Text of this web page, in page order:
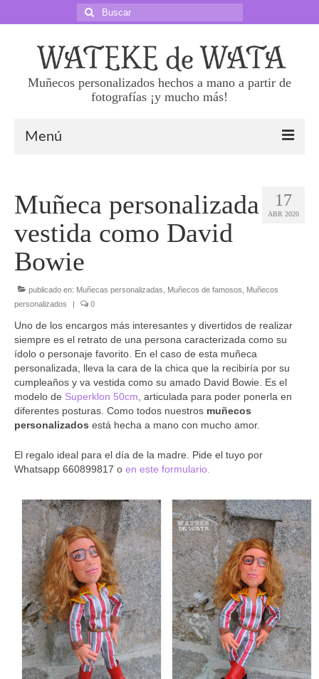
Buscar
por:
Muñecos personalizados hechos a mano a partir de
fotografías ¡y mucho más!
Menú
Precios
Haz tu pedido
Preguntas frecuentes
Superklones 50 cm
Mini Yo 45 cm
Mini Yo 30 cm
Muñecos de boda
Muñecos infantiles
BLOG
17
ABR 2020
Muñeca personalizada
vestida como David
Bowie
publicado en: Muñecas personalizadas Muñecos de famosos
Muñecos
personalizados
| 0
Uno de los encargos más interesantes y divertidos de realizar
siempre es el retrato de una persona caracterizada como su
ídolo o personaje favorito. En el caso de esta muñeca
personalizada, lleva la cara de la chica que la recibiría por su
cumpleaños y va vestida como su amado David Bowie. Es el
modelo de Superklon 50cm , articulada para poder ponerla en
diferentes posturas. Como todos nuestros muñecos
personalizados está hecha a mano con mucho amor.
El regalo ideal para el día de la madre. Pide el tuyo por
Whatsapp 660899817 o en este formulario.